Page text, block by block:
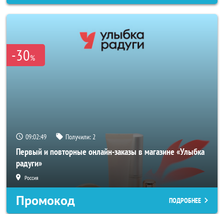
-30%
09:02:47 Получили:2
Первый и повторные онлайн-заказы в магазине «Улыбка
радуги»
Россия
Промокод ПОДРОБНЕЕ